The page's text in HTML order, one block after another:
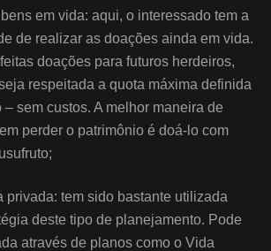
em vida: aqui, o interessado tem a
de realizar as doações ainda em vida.
doações para futuros herdeiros,
respeitada a quota máxima definida
– sem custos. A melhor maneira de
perder o patrimônio é doá-lo com
privada: tem sido bastante utilizada
deste tipo de planejamento. Pode
através de planos como o Vida